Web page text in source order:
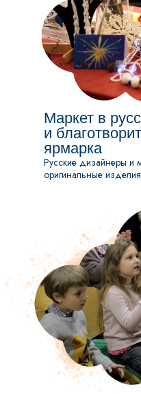
Маркет в
и
ярмарка
Русские дизайнеры и
оригинальные